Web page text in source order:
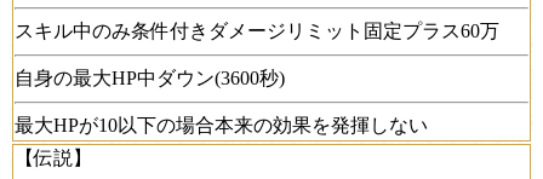
スキル中のみ条件付きダメージリミット固定プラス60万
自身の最大HP中ダウン(3600秒)
最大HPが10以下の場合本来の効果を発揮しない
【伝説】